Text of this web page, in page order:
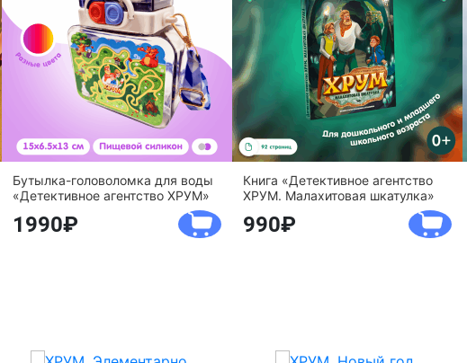
Бутылка-головоломка для воды
«Детективное агентство ХРУМ»
1990
Книга «Детективное агентство
ХРУМ. Малахитовая шкатулка»
990